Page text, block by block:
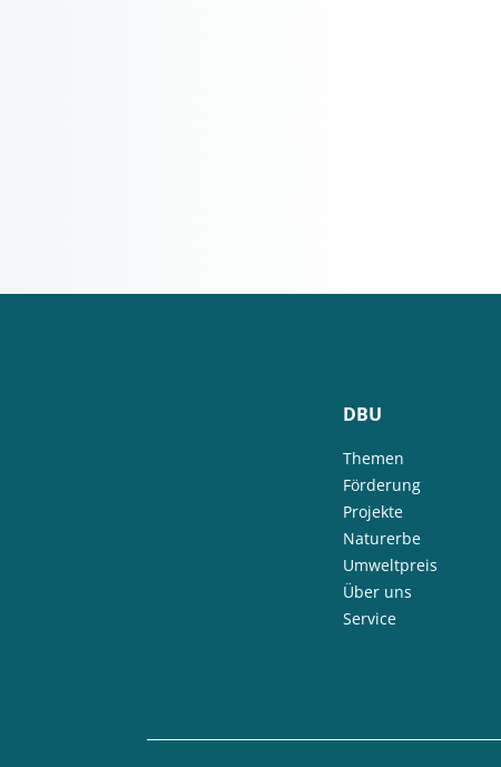
DBU
Themen
Förderung
Projekte
Naturerbe
Umweltpreis
Über uns
Service